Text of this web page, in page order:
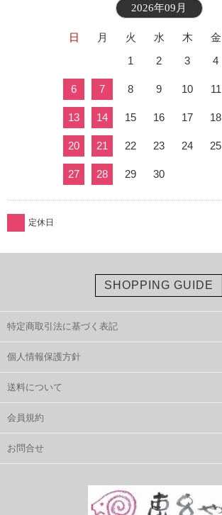
2026年09月
日 月 火 水 木 金
1
2 3 4
6 7 8 9 10 11
13 14 15 16 17 18
20 21 22 23 24 25
27 28 29 30
定休日
SHOPPING GUIDE
特定商取引法に基づく表記
個人情報保護方針
送料について
会員規約
お問合せ